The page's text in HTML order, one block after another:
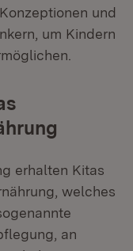
und
um Kindern
erhalten Kitas
welches
an